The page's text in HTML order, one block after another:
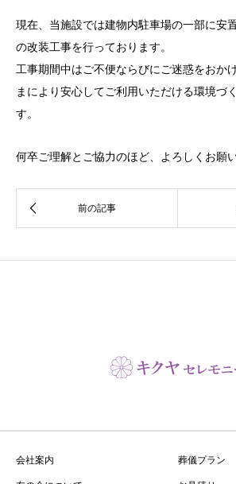
現在、当施設では建物内駐車場の一部に安
の改装工事を行っております。
工事期間中はご不便ならびにご迷惑をおか
まにより安心してご利用いただける環境づ
す。
何卒ご理解とご協力のほど、よろしくお願
会社案内 葬儀プラン